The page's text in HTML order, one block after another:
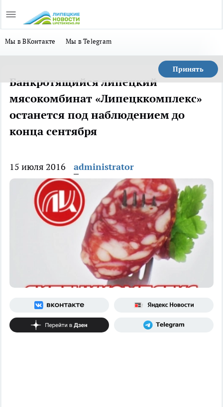
Мы в ВКонтакте Мы в Telegram
Принять
Банкротящийся липецкий
мясокомбинат «Липецккомплекс»
останется под наблюдением до
конца сентября
15 июля 2016 administrator